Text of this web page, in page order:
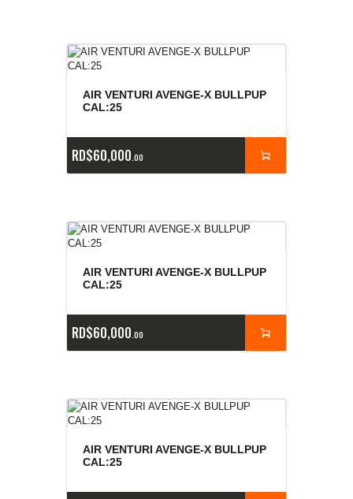
AIR VENTURI AVENGE-X BULLPUP
CAL:25
RD$60,000 00
AIR VENTURI AVENGE-X BULLPUP
CAL:25
RD$60,000 00
AIR VENTURI AVENGE-X BULLPUP
CAL:25